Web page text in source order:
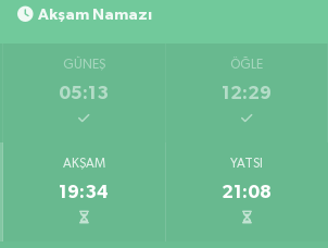
Akşam Namazı
GÜNEŞ
05:13
ÖĞLE
12:29
AKŞAM
19:34
YATSI
21:08